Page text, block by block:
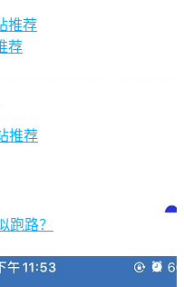
荐
推荐
跑路？